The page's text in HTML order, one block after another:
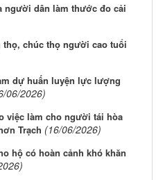
người dân làm thước đo cải
chúc thọ người cao tuổi
dự huấn luyện lực lượng
06/2026)
việc làm cho người tái hòa
Trạch (16/06/2026)
hộ có hoàn cảnh khó khăn